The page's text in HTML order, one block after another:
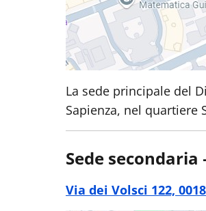
La sede principale del
Sapienza, nel quartiere
Sede secondaria
Via dei Volsci 122,